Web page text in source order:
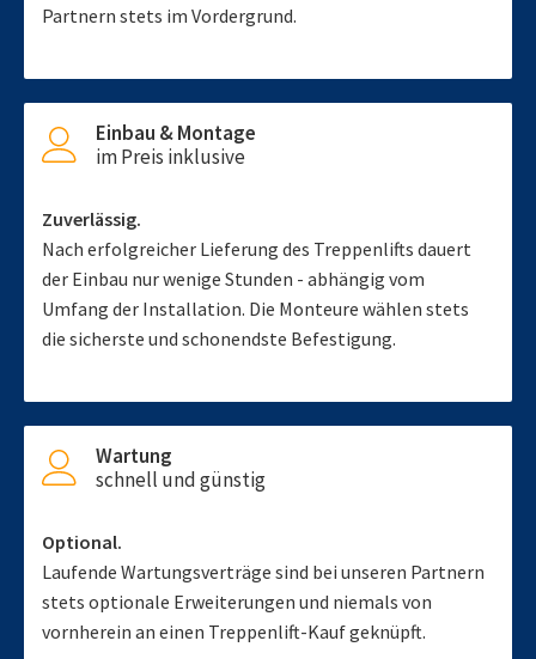
Partnern stets im Vordergrund.
Einbau & Montage
im Preis inklusive
Zuverlässig.
Nach erfolgreicher Lieferung des Treppenlifts dauert
der Einbau nur wenige Stunden - abhängig vom
Umfang der Installation. Die Monteure wählen stets
die sicherste und schonendste Befestigung.
Wartung
schnell und günstig
Optional.
Laufende Wartungsverträge sind bei unseren Partnern
stets optionale Erweiterungen und niemals von
vornherein an einen Treppenlift-Kauf geknüpft.